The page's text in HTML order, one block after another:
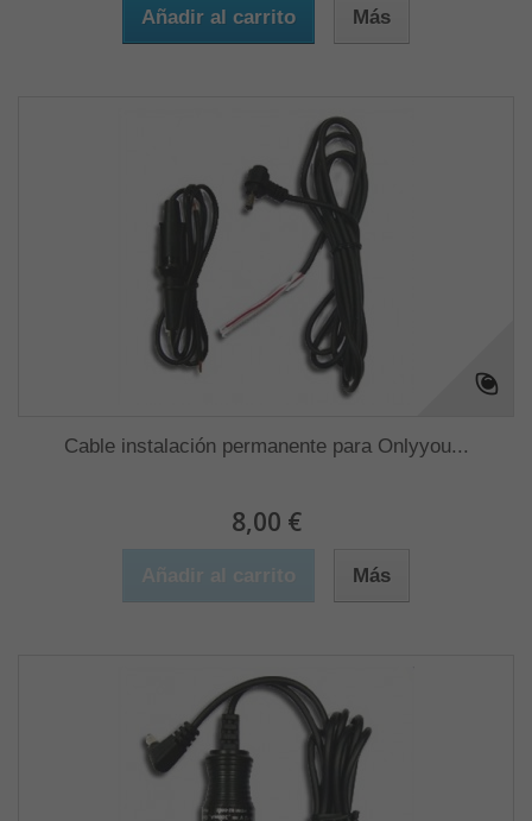
Añadir al carrito Más
Cable instalación permanente para Onlyyou...
8,00 €
Más